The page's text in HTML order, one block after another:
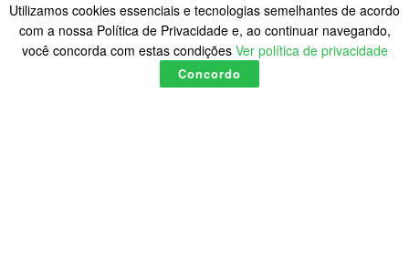
Utilizamos cookies essenciais e tecnologias semelhantes de acordo
com a nossa Política de Privacidade e, ao continuar navegando,
você concorda com estas condições Ver política de privacidade
Concordo